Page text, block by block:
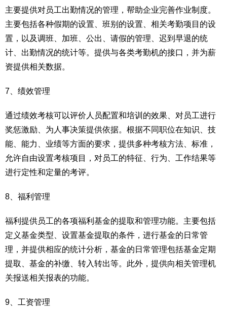
主要提供对员工出勤情况的管理，帮助企业完善作业制度。
主要包括各种假期的设置、班别的设置、相关考勤项目的设
置，以及调班、加班、公出、请假的管理、迟到早退的统
计、出勤情况的统计等。提供与各类考勤机的接口，并为薪
资提供相关数据。
7、绩效管理
通过绩效考核可以评价人员配置和培训的效果、对员工进行
奖惩激励、为人事决策提供依据。根据不同职位在知识、技
能、能力、业绩等方面的要求，提供多种考核方法、标准，
允许自由设置考核项目，对员工的特征、行为、工作结果等
进行定性和定量的考评。
8、福利管理
福利提供员工的各项福利基金的提取和管理功能。主要包括
定义基金类型、设置基金提取的条件，进行基金的日常管
理，并提供相应的统计分析，基金的日常管理包括基金定期
提取、基金的补缴、转入转出等。此外，提供向相关管理机
关报送相关报表的功能。
9、工资管理